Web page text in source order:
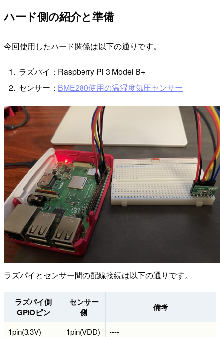
ハード側の紹介と準備
今回使用したハード関係は以下の通りです。
ラズパイ：Raspberry Pi 3 Model B+
センサー： BME280使用の温湿度気圧センサー
ラズパイとセンサー間の配線接続は以下の通りです。
ラズパイ側
GPIOピン
センサー
側
備考
1pin(3.3V) 1pin(VDD)
----